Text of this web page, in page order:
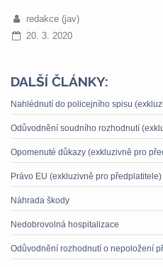
redakce (jav)
20. 3. 2020
DALŠÍ ČLÁNKY:
Nahlédnutí do policejního spisu
Odůvodnění soudního rozhodnutí
Opomenuté důkazy (exkluzivně pro
Právo EU (exkluzivně pro předplatitele)
Náhrada škody
Nedobrovolná hospitalizace
Odůvodnění rozhodnutí o nepoložení